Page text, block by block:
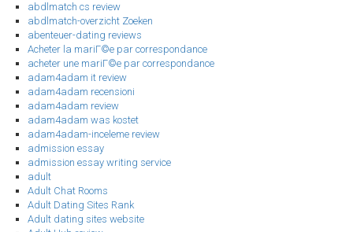
abdlmatch cs review
abdlmatch-overzicht Zoeken
abenteuer-dating reviews
Acheter la mariГ©e par correspondance
acheter une mariГ©e par correspondance
adam4adam it review
adam4adam recensioni
adam4adam review
adam4adam was kostet
adam4adam-inceleme review
admission essay
admission essay writing service
adult
Adult Chat Rooms
Adult Dating Sites Rank
Adult dating sites website